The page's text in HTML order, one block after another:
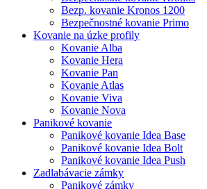
Bezp. kovanie Kronos 1200
Bezpečnostné kovanie Primo
Kovanie na úzke profily
Kovanie Alba
Kovanie Hera
Kovanie Pan
Kovanie Atlas
Kovanie Viva
Kovanie Nova
Panikové kovanie
Panikové kovanie Idea Base
Panikové kovanie Idea Bolt
Panikové kovanie Idea Push
Zadlabávacie zámky
Panikové zámky